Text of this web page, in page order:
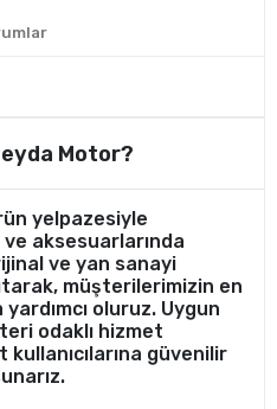
Motor?
yelpazesiyle
aksesuarlarında
ve yan sanayi
müşterilerimizin en
oluruz. Uygun
odaklı hizmet
kullanıcılarına güvenilir